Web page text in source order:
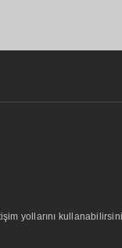
yollarını